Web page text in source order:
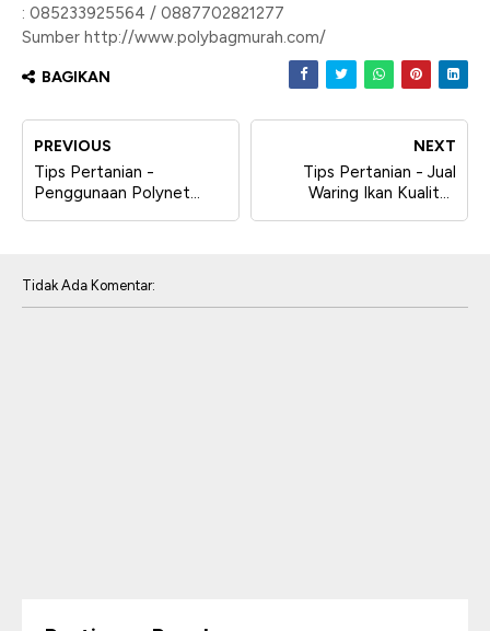
: 085233925564 / 0887702821277
Sumber http://www.polybagmurah.com/
BAGIKAN
NEXT
Tips Pertanian - Jual
Waring Ikan Kualitas
PREVIOUS
Tips Pertanian -
Penggunaan Polynet
Tidak Ada Komentar: